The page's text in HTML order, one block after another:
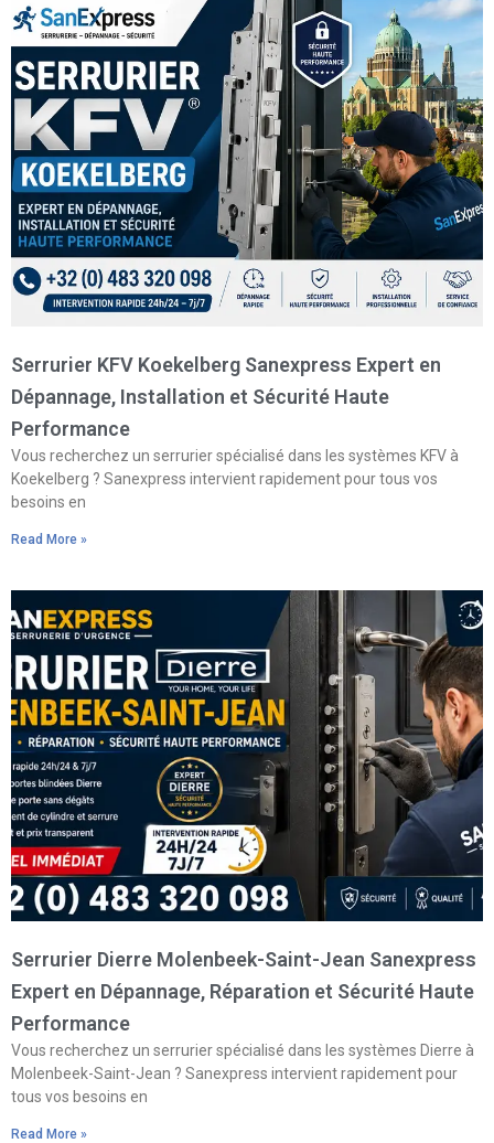
Serrurier KFV Koekelberg Sanexpress Expert en
Dépannage, Installation et Sécurité Haute
Performance
Vous recherchez un serrurier spécialisé dans les systèmes KFV à
Koekelberg ? Sanexpress intervient rapidement pour tous vos
besoins en
Read More »
Serrurier Dierre Molenbeek-Saint-Jean Sanexpress
Expert en Dépannage, Réparation et Sécurité Haute
Performance
Vous recherchez un serrurier spécialisé dans les systèmes Dierre à
Molenbeek-Saint-Jean ? Sanexpress intervient rapidement pour
tous vos besoins en
Read More »